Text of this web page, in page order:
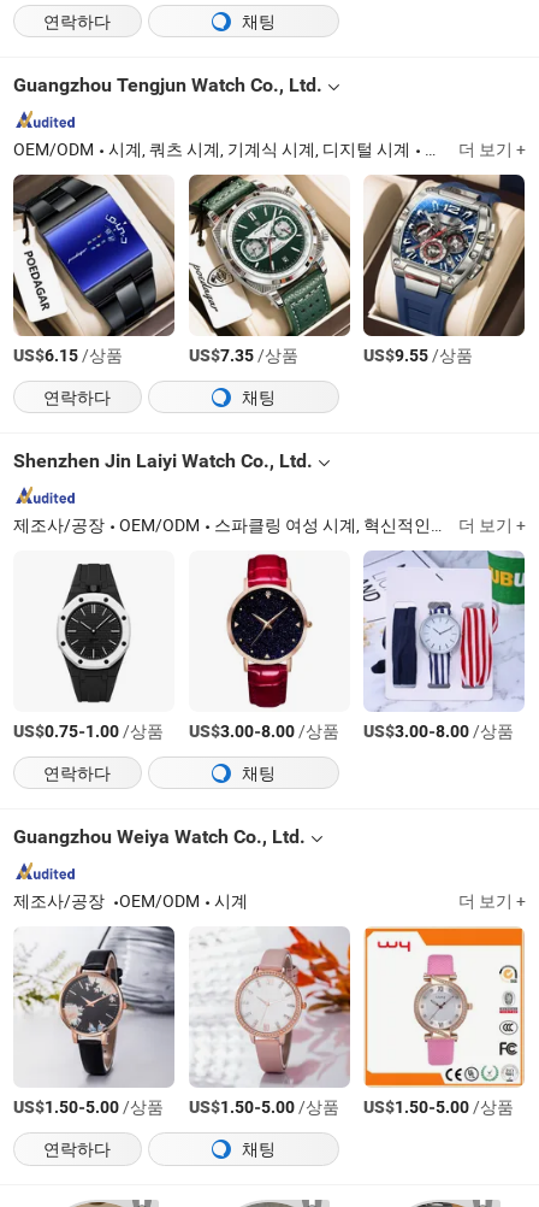
연락하다
채팅
Guangzhou Tengjun Watch Co., Ltd.
OEM/ODM 시계, 쿼츠 시계, 기계식 시계, 디지털 시계 Guangdong
더 보기 +
US$6.15/상품 US$7.35/상품 US$9.55/상품
연락하다
채팅
Shenzhen Jin Laiyi Watch Co., Ltd.
제조사/공장 OEM/ODM 스파클링 여성 시계, 혁신적인 남성 시계, 디지털 시계, 스테인리스 스틸 시계, 패션 시계, 프로모션 제품, 포켓 시계, 애플 시계 전화 액세서리, 보디빌딩 제품, 난방 의류 더 보기 +
US$0.75-1.00/상품 US$3.00-8.00/상품 US$3.00-8.00/상품
연락하다
채팅
Guangzhou Weiya Watch Co., Ltd.
제조사/공장 OEM/ODM 시계 더 보기 +
US$1.50-5.00/상품 US$1.50-5.00/상품 US$1.50-5.00/상품
연락하다
채팅